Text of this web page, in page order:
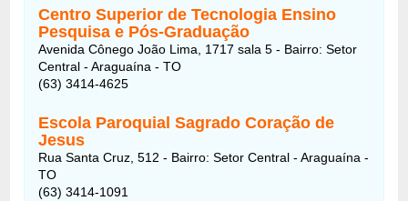
Centro Superior de Tecnologia Ensino
Pesquisa e Pós-Graduação
Avenida Cônego João Lima, 1717 sala 5 - Bairro: Setor
Central - Araguaína - TO
(63) 3414-4625
Escola Paroquial Sagrado Coração de
Jesus
Rua Santa Cruz, 512 - Bairro: Setor Central - Araguaína -
TO
(63) 3414-1091